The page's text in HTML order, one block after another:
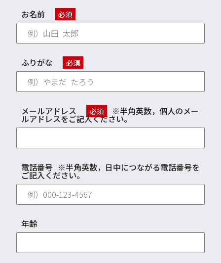
お名前 必須
ふりがな 必須
メールアドレス 必須 ※半角英数，個人のメー
ルアドレスをご記入ください。
電話番号 ※半角英数，日中につながる電話番号を
ご記入ください。
年齢